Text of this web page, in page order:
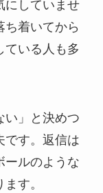
にしていませ
ち着いてから
ている人も多
い」と決めつ
です。返信は
ールのような
す。